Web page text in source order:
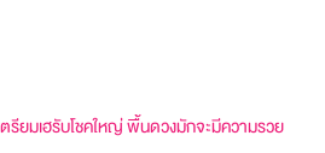
ยมเฮรับโชคใหญ่ พื้นดวงมักจะมีความรวย